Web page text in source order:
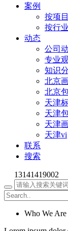
案例
按项
按行
动态
公司
专业
知识
北京
北京
天津
天津
天津
天津vi
联系
搜索
13141419002
Who We Are